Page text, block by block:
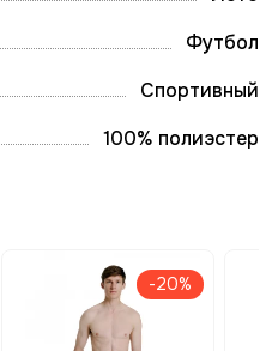
Футбол
Спортивный
100% полиэстер
-20%